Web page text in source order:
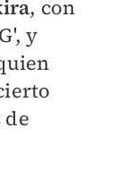
, con
y